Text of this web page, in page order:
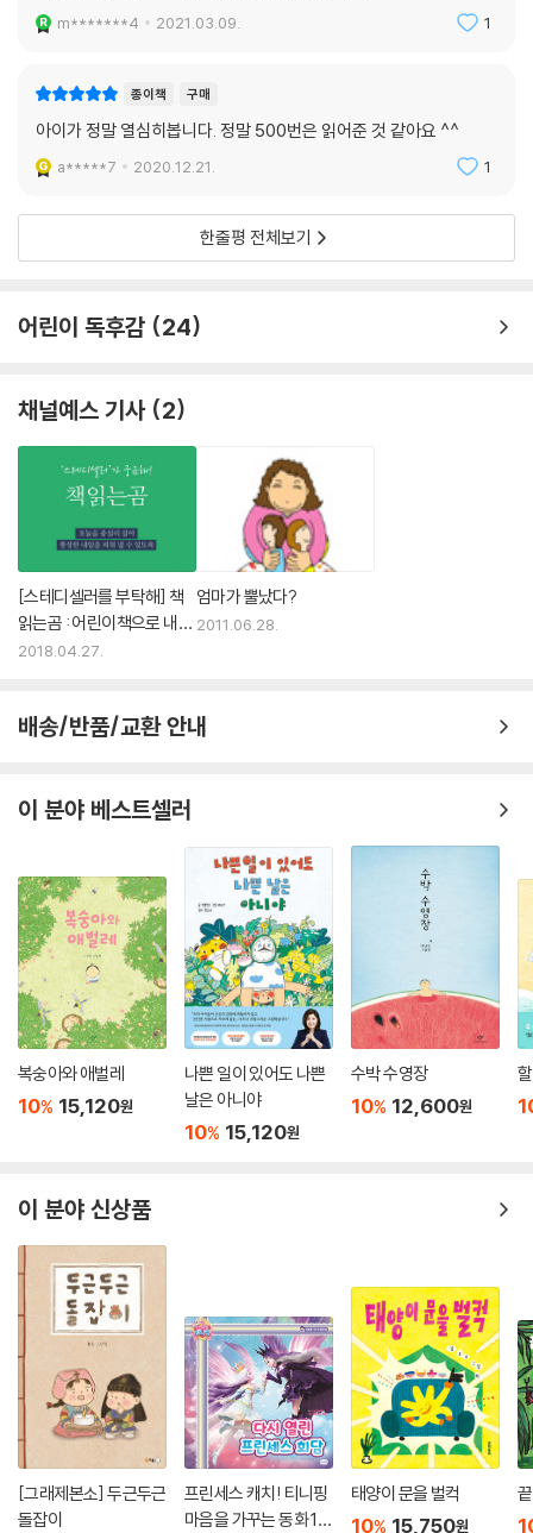
m*******4 2021.03.09. 1
종이책 구매
아이가 정말 열심히봅니다. 정말 500번은 읽어준 것 같아요 ^^
a*****7 2020.12.21. 1
한줄평 전체보기
어린이 독후감 24
채널예스 기사 2
[스테디셀러를 부탁해] 책
읽는곰 : 어린이책으로 내일
을 잇다
2018.04.27.
엄마가 뿔났다?
2011.06.28.
배송/반품/교환 안내
이 분야 베스트셀러
복숭아와 애벌레
10% 15,120원
나쁜 일이 있어도 나쁜
날은 아니야
10% 15,120원
수박 수영장
10% 12,600원
이 분야 신상품
[그래제본소] 두근두근
돌잡이
프린세스 캐치! 티니핑
마음을 가꾸는 동화 10
태양이 문을 벌컥
10% 15,750원